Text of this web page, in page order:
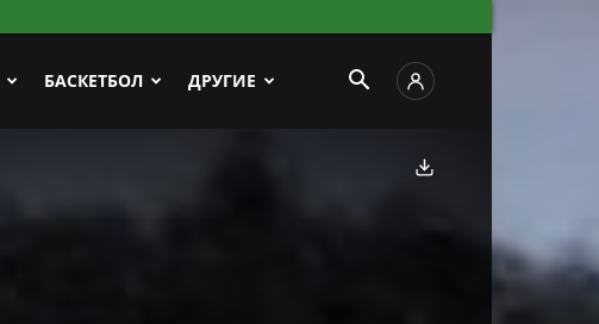
БАСКЕТБОЛ ДРУГИЕ
Скачать фото